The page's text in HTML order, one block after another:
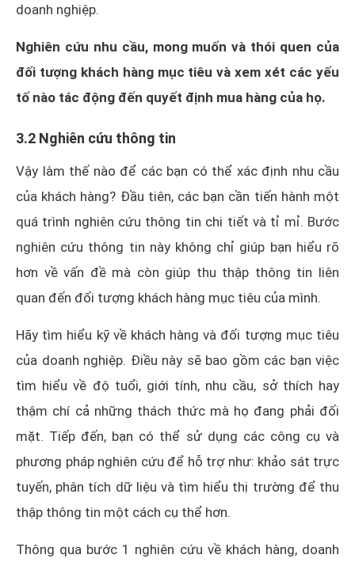
doanh nghiệp.
Nghiên cứu nhu cầu, mong muốn và thói quen của
đối tượng khách hàng mục tiêu và xem xét các yếu
tố nào tác động đến quyết định mua hàng của họ.
3.2 Nghiên cứu thông tin
Vậy làm thế nào để các bạn có thể xác định nhu cầu
của khách hàng? Đầu tiên, các bạn cần tiến hành một
quá trình nghiên cứu thông tin chi tiết và tỉ mỉ. Bước
nghiên cứu thông tin này không chỉ giúp bạn hiểu rõ
hơn về vấn đề mà còn giúp thu thập thông tin liên
quan đến đối tượng khách hàng mục tiêu của mình.
Hãy tìm hiểu kỹ về khách hàng và đối tượng mục tiêu
của doanh nghiệp. Điều này sẽ bao gồm các bạn việc
tìm hiểu về độ tuổi, giới tính, nhu cầu, sở thích hay
thậm chí cả những thách thức mà họ đang phải đối
mặt. Tiếp đến, bạn có thể sử dụng các công cụ và
phương pháp nghiên cứu để hỗ trợ như: khảo sát trực
tuyến, phân tích dữ liệu và tìm hiểu thị trường để thu
thập thông tin một cách cụ thể hơn.
Thông qua bước 1 nghiên cứu về khách hàng, doanh